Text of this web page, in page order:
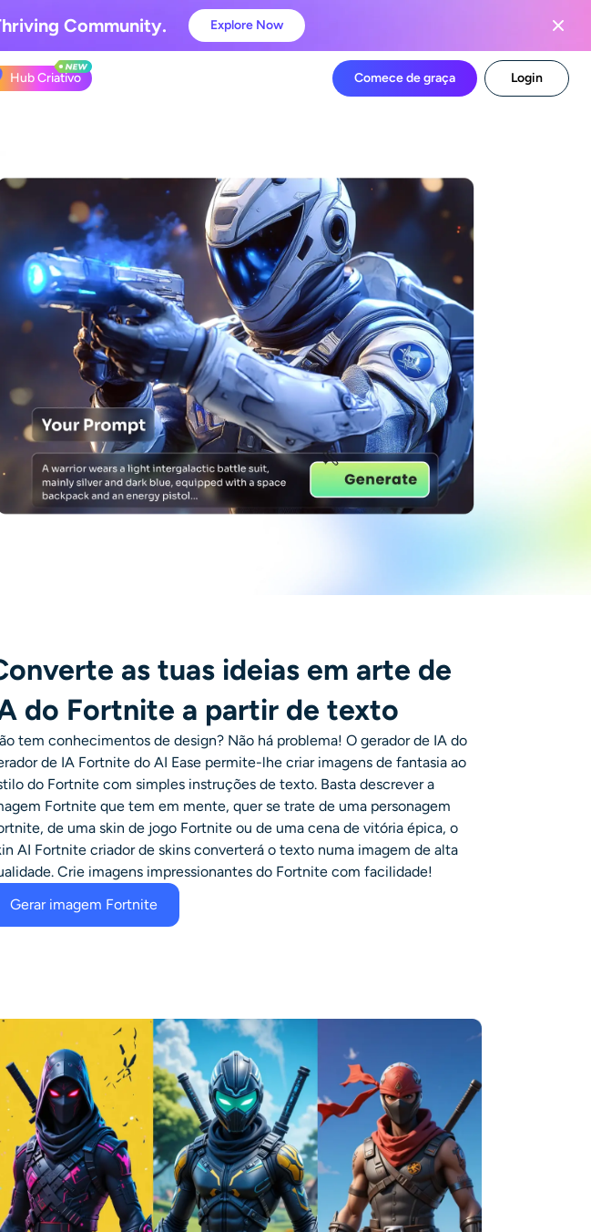
Community. Explore Now
Hub Criativo Comece de graça Login
as tuas ideias em arte de
do Fortnite a partir de texto
tem conhecimentos de design? Não há problema! O gerador de IA do
de IA Fortnite do AI Ease permite-lhe criar imagens de fantasia ao
do Fortnite com simples instruções de texto. Basta descrever a
Fortnite que tem em mente, quer se trate de uma personagem
de uma skin de jogo Fortnite ou de uma cena de vitória épica, o
AI Fortnite criador de skins converterá o texto numa imagem de alta
Crie imagens impressionantes do Fortnite com facilidade!
Gerar imagem Fortnite